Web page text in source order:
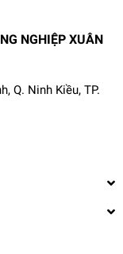
NGHIỆP XUÂN
Q. Ninh Kiều, TP.